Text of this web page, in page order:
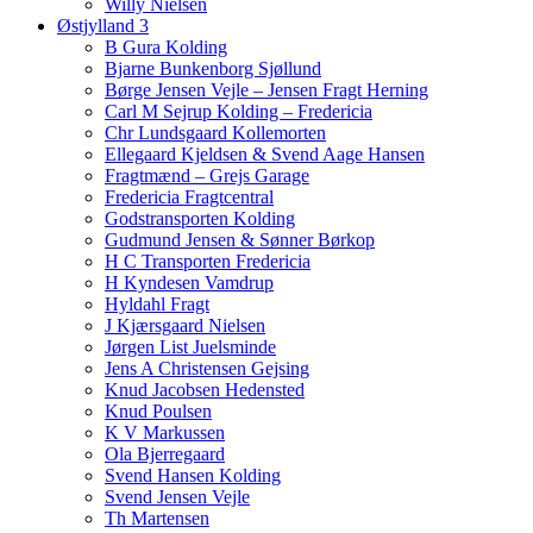
Willy Nielsen
Østjylland 3
B Gura Kolding
Bjarne Bunkenborg Sjøllund
Børge Jensen Vejle – Jensen Fragt Herning
Carl M Sejrup Kolding – Fredericia
Chr Lundsgaard Kollemorten
Ellegaard Kjeldsen & Svend Aage Hansen
Fragtmænd – Grejs Garage
Fredericia Fragtcentral
Godstransporten Kolding
Gudmund Jensen & Sønner Børkop
H C Transporten Fredericia
H Kyndesen Vamdrup
Hyldahl Fragt
J Kjærsgaard Nielsen
Jørgen List Juelsminde
Jens A Christensen Gejsing
Knud Jacobsen Hedensted
Knud Poulsen
K V Markussen
Ola Bjerregaard
Svend Hansen Kolding
Svend Jensen Vejle
Th Martensen